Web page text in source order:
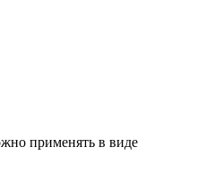
применять в виде